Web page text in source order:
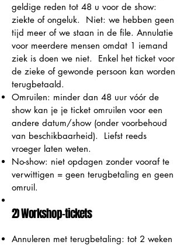
geldige reden tot 48 u voor de show:
ziekte of ongeluk. Niet: we hebben geen
tijd meer of we staan in de file. Annulatie
voor meerdere mensen omdat 1 iemand
ziek is doen we niet. Enkel het ticket voor
de zieke of gewonde persoon kan worden
terugbetaald.
Omruilen: minder dan 48 uur vóór de
show kan je je ticket omruilen voor een
andere datum/show (onder voorbehoud
van beschikbaarheid). Liefst reeds
vroeger laten weten.
No-show: niet opdagen zonder vooraf te
verwittigen = geen terugbetaling en geen
omruil.
2) Workshop-tickets
Annuleren met terugbetaling: tot 2 weken